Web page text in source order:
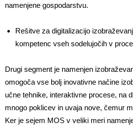
namenjene gospodarstvu.
Rešitve za digitalizacijo
kompetenc vseh sodelujočih v
Drugi segment je namenjen
omogoča vse bolj inovativne načine
učne tehnike, interaktivne procese, na
mnogo poklicev in uvaja nove, čemur
Ker je sejem MOS v veliki meri